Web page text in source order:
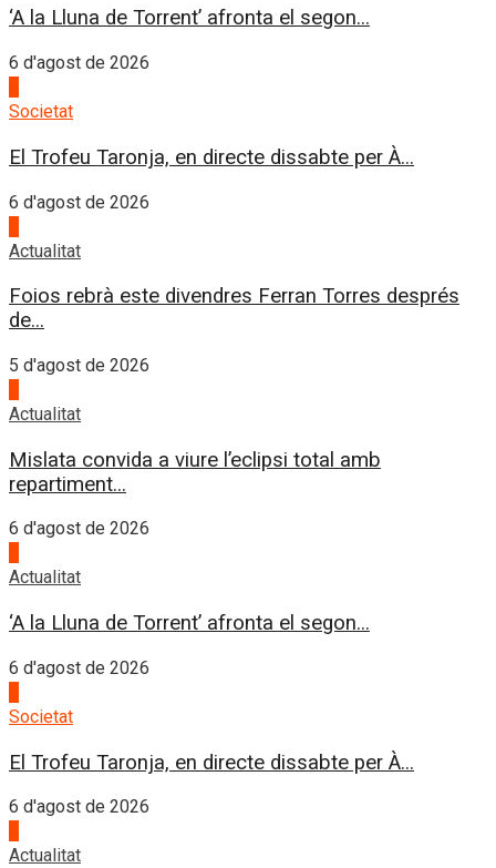
‘A la Lluna de Torrent’ afronta el segon...
6 d'agost de 2026
Societat
El Trofeu Taronja, en directe dissabte per À...
6 d'agost de 2026
Actualitat
Foios rebrà este divendres Ferran Torres després
de...
5 d'agost de 2026
Actualitat
Mislata convida a viure l’eclipsi total amb
repartiment...
6 d'agost de 2026
Actualitat
‘A la Lluna de Torrent’ afronta el segon...
6 d'agost de 2026
Societat
El Trofeu Taronja, en directe dissabte per À...
6 d'agost de 2026
Actualitat